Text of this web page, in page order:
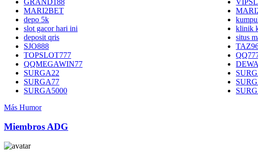
GRAND188
MARI2BET
depo 5k
slot gacor hari ini
klinik
deposit qris
situs
SJO888
TOPSLOT777
QQMEGAWIN77
SURGA22
SURGA77
SURGA5000
Más Humor
Miembros ADG